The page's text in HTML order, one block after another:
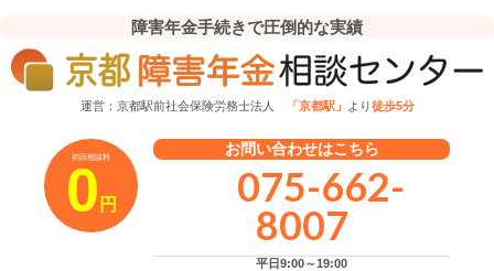
障害年金手続きで圧倒的な実績
運営：京都駅前社会保険労務士法人 「京都駅」 より徒歩5分
初回相談料
0 円
お問い合わせはこちら
075-662-
8007
平日9:00～19:00